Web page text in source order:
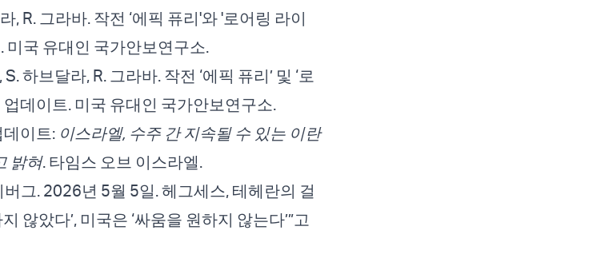
, R. 그라바. 작전 ‘에픽 퓨리'와 '로어링 라이
미국 유대인 국가안보연구소.
하브달라, R. 그라바. 작전 ‘에픽 퓨리’ 및 ‘로
데이트. 미국 유대인 국가안보연구소.
이트: 이스라엘, 수주 간 지속될 수 있는 이란
밝혀. 타임스 오브 이스라엘.
그. 2026년 5월 5일. 헤그세스, 테헤란의 걸
않았다’, 미국은 ‘싸움을 원하지 않는다’”고